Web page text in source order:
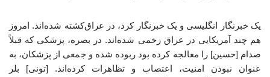
یک خبرنگار انگلیسی و یک خبرنگار کرد، در عراق‌کشته شده‌اند. امروز
هم چند آمریکایی در عراق زخمی شده‌اند. در بصره، پزشکی که قبلاً
صدام [حسین] را معالجه کرده بود ربوده شده و جمعی از پزشکان، به
عنوان نبودن امنیت، اعتصاب و تظاهرات کرده‌اند. [تونی] بلر